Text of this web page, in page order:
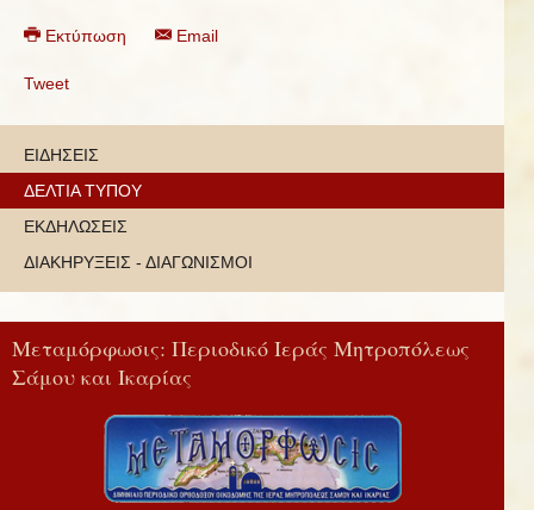
Εκτύπωση Email
Tweet
ΕΙΔΗΣΕΙΣ
ΔΕΛΤΙΑ ΤΥΠΟΥ
ΕΚΔΗΛΩΣΕΙΣ
ΔΙΑΚΗΡΥΞΕΙΣ - ΔΙΑΓΩΝΙΣΜΟΙ
Μεταμόρφωσις: Περιοδικό Ιεράς Μητροπόλεως
Σάμου και Ικαρίας